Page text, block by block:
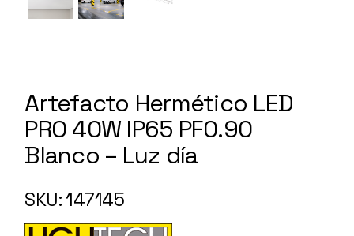
Artefacto Hermético LED
PRO 40W IP65 PF0.90
Blanco – Luz día
SKU: 147145